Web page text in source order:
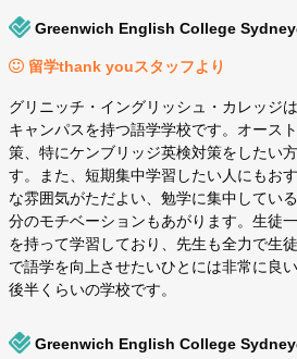
Greenwich English College Sydney
留学thank youスタッフより
グリニッチ・イングリッシュ・カレッジ
キャンパスを持つ語学学校です。オース
策、特にケンブリッジ英検対策をしたい
す。また、短期集中学習したい人にもお
な雰囲気がただよい、勉学に集中してい
分のモチベーションもあがります。生徒
を持って学習しており、先生も全力で生
で語学を向上させたいひとには非常に良
後半くらいの学校です。
Greenwich English College Sydney